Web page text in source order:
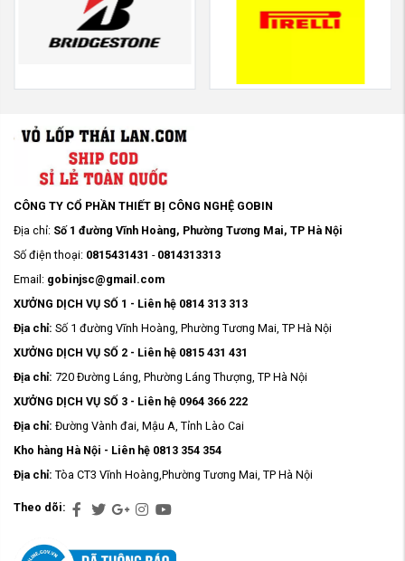
CÔNG TY CỔ PHẦN THIẾT BỊ CÔNG NGHỆ GOBIN
Địa chỉ: Số 1 đường Vĩnh Hoàng, Phường Tương Mai, TP Hà Nội
Số điện thoại: 0815431431 - 0814313313
Email: gobinjsc@gmail.com
XƯỞNG DỊCH VỤ SỐ 1 - Liên hệ 0814 313 313
Địa chỉ: Số 1 đường Vĩnh Hoàng, Phường Tương Mai, TP Hà Nội
XƯỞNG DỊCH VỤ SỐ 2 - Liên hệ 0815 431 431
Địa chỉ: 720 Đường Láng, Phường Láng Thượng, TP Hà Nội
XƯỞNG DỊCH VỤ SỐ 3 - Liên hệ 0964 366 222
Địa chỉ: Đường Vành đai, Mậu A, Tỉnh Lào Cai
Kho hàng Hà Nội - Liên hệ 0813 354 354
Địa chỉ: Tòa CT3 Vĩnh Hoàng,Phường Tương Mai, TP Hà Nội
Theo dõi: